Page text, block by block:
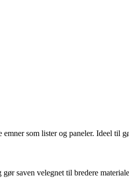
som lister og paneler. Ideel til
saven velegnet til bredere